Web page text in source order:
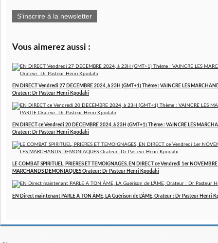
S'inscrire à la newsletter
Vous aimerez aussi :
EN DIRECT Vendredi 27 DECEMBRE 2024, à 23H (GMT+1) Thème : VAINCRE LES
Orateur: Dr Pasteur Henri Kpodahi
EN DIRECT ce Vendredi 20 DECEMBRE 2024, à 23H (GMT+1) Thème : VAINCRE LES
Orateur: Dr Pasteur Henri Kpodahi
LE COMBAT SPIRITUEL, PRIERES ET TEMOIGNAGES, EN DIRECT ce Vendredi 1er
MARCHANDS DEMONIAQUES Orateur: Dr Pasteur Henri Kpodahi
EN Direct maintenant PARLE A TON ÂME, LA Guérison de L'ÂME, Orateur : Dr Pasteur Henri